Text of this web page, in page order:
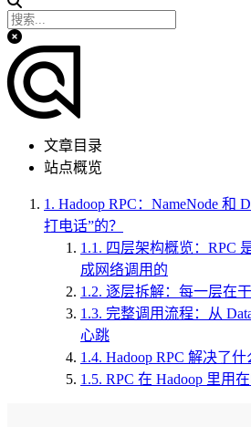
文章目录
站点概览
1. Hadoop RPC：NameNode 和
打电话”的？
1.1. 四层架构概览：RPC
成网络调用的
1.2. 逐层拆解：每一层在
1.3. 完整调用流程：从
心跳
1.4. Hadoop RPC 解决了什
1.5. RPC 在 Hadoop 里用